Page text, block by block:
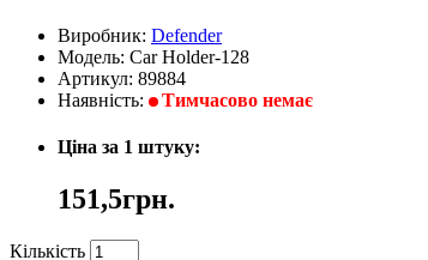
Виробник: Defender
Модель: Car Holder-128
Артикул: 89884
Наявність:
Тимчасово немає
Ціна за 1 штуку:
151,5грн.
Кількість